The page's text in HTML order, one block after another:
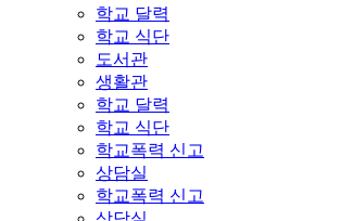
학교 달력
학교 식단
도서관
생활관
학교 달력
학교 식단
학교폭력 신고
상담실
학교폭력 신고